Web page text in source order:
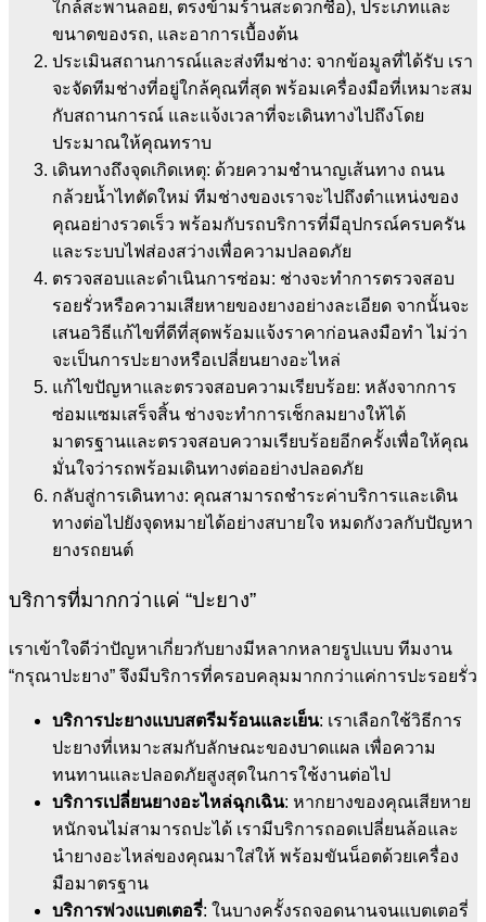
ใกล้สะพานลอย, ตรงข้ามร้านสะดวกซื้อ), ประเภทและ
ขนาดของรถ, และอาการเบื้องต้น
ประเมินสถานการณ์และส่งทีมช่าง: จากข้อมูลที่ได้รับ เรา
จะจัดทีมช่างที่อยู่ใกล้คุณที่สุด พร้อมเครื่องมือที่เหมาะสม
กับสถานการณ์ และแจ้งเวลาที่จะเดินทางไปถึงโดย
ประมาณให้คุณทราบ
เดินทางถึงจุดเกิดเหตุ: ด้วยความชำนาญเส้นทาง ถนน
กล้วยน้ำไทตัดใหม่ ทีมช่างของเราจะไปถึงตำแหน่งของ
คุณอย่างรวดเร็ว พร้อมกับรถบริการที่มีอุปกรณ์ครบครัน
และระบบไฟส่องสว่างเพื่อความปลอดภัย
ตรวจสอบและดำเนินการซ่อม: ช่างจะทำการตรวจสอบ
รอยรั่วหรือความเสียหายของยางอย่างละเอียด จากนั้นจะ
เสนอวิธีแก้ไขที่ดีที่สุดพร้อมแจ้งราคาก่อนลงมือทำ ไม่ว่า
จะเป็นการปะยางหรือเปลี่ยนยางอะไหล่
แก้ไขปัญหาและตรวจสอบความเรียบร้อย: หลังจากการ
ซ่อมแซมเสร็จสิ้น ช่างจะทำการเช็กลมยางให้ได้
มาตรฐานและตรวจสอบความเรียบร้อยอีกครั้งเพื่อให้คุณ
มั่นใจว่ารถพร้อมเดินทางต่ออย่างปลอดภัย
กลับสู่การเดินทาง: คุณสามารถชำระค่าบริการและเดิน
ทางต่อไปยังจุดหมายได้อย่างสบายใจ หมดกังวลกับปัญหา
ยางรถยนต์
บริการที่มากกว่าแค่ “ปะยาง”
เราเข้าใจดีว่าปัญหาเกี่ยวกับยางมีหลากหลายรูปแบบ ทีมงาน
“กรุณาปะยาง” จึงมีบริการที่ครอบคลุมมากกว่าแค่การปะรอยรั่ว
บริการปะยางแบบสตรีมร้อนและเย็น: เราเลือกใช้วิธีการ
ปะยางที่เหมาะสมกับลักษณะของบาดแผล เพื่อความ
ทนทานและปลอดภัยสูงสุดในการใช้งานต่อไป
บริการเปลี่ยนยางอะไหล่ฉุกเฉิน: หากยางของคุณเสียหาย
หนักจนไม่สามารถปะได้ เรามีบริการถอดเปลี่ยนล้อและ
นำยางอะไหล่ของคุณมาใส่ให้ พร้อมขันน็อตด้วยเครื่อง
มือมาตรฐาน
บริการพ่วงแบตเตอรี่: ในบางครั้งรถจอดนานจนแบตเตอรี่